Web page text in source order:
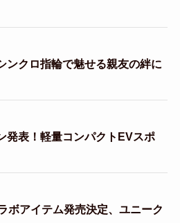
ンクロ指輪で魅せる親友の絆に
発表！軽量コンパクトEVスポ
ボアイテム発売決定、ユニーク